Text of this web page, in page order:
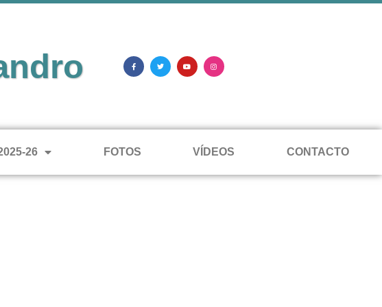
26 FOTOS VÍDEOS CONTACTO